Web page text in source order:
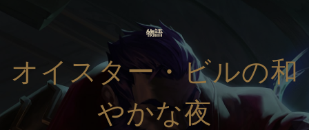
物語
オイスター・ビルの和
やかな夜